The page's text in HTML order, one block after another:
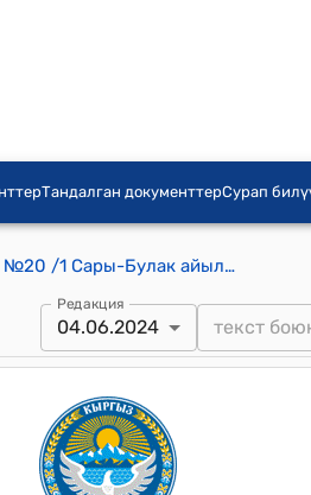
Тандалган документтерСурап
Сары-Булак айылдык округдук Кенешинин 04.06.2024 №20 /1 Сары-Булак айыл өкмөтүнүн аймагында жашаган атуулдардын эгин аянттарына жана чөп орунду жерлерине кароосуздан түшүп зыян келтирген ( жеп тебелеп талкалап ) койгон Сары-Булак айыл өкмөтүнүн аймагына Сырттан ( башка жактардан келген ) малдарга бодо балдар үчүн 1000 ( мин сом ) жандык малдар үчүн 200 ( эки жүз сом ) өлчөмүндө , мал ээлерине жана ошондой эле Сары-Булак айыл өкмөтүнүн аймагында туруктуу жашаган атуулдардын малдарына бодо малдары үчүн 500 ( беш жүз сомдон ) жана жандык малдар үчүн 200 ( эки жүз сомдон мал ээлерине айып пул салынып өндүрүлүп айыл өкмөтүнүн жергиликтүү бюджетине кириштелсин. деген айыл айылдардагы коомчулук тарабынан түзүлгөн комиссиянын сунушун кароо жана бекитүү жөнүндө токтому
Редакция
04.06.2024